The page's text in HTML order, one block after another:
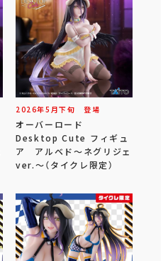
2026年5 月下旬 登場
オーバーロード
Desktop Cute フィギュ
ア アルベド～ネグリジェ
ver.～（タイクレ限定）